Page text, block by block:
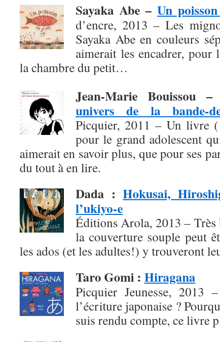
Sayaka Abe – Un
d’encre, 2013 – Les
Sayaka Abe en couleurs
aimerait les encadrer, pour
la chambre du petit…
Jean-Marie Bouissou
univers de la bande-
Picquier, 2011 – Un
pour le grand adolescent
aimerait en savoir plus, que pour ses
du tout à en lire.
Dada :Hokusai,
l’ukiyo-e
Éditions Arola, 2013 – Très
la couverture souple peut
les ados (et les adultes!) y trouveront
Taro Gomi : Hiragana
Picquier Jeunesse, 2013
l’écriture japonaise ?
suis rendu compte, ce livre